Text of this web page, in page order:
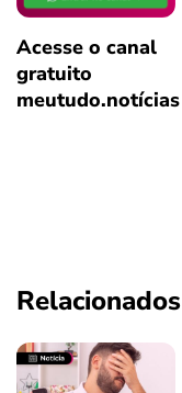
Acesse o canal
gratuito
meutudo.notícias
Relacionados